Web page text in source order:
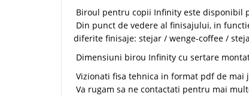
Biroul pentru copii Infinity este disponibil
Din punct de vedere al finisajului, in
diferite finisaje: stejar / wenge-coffee /
Dimensiuni birou Infinity cu sertare
Vizionati fisa tehnica in format pdf de
Va rugam sa ne contactati pentru mai